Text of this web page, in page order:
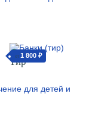
от 1 800 ₽
Тир